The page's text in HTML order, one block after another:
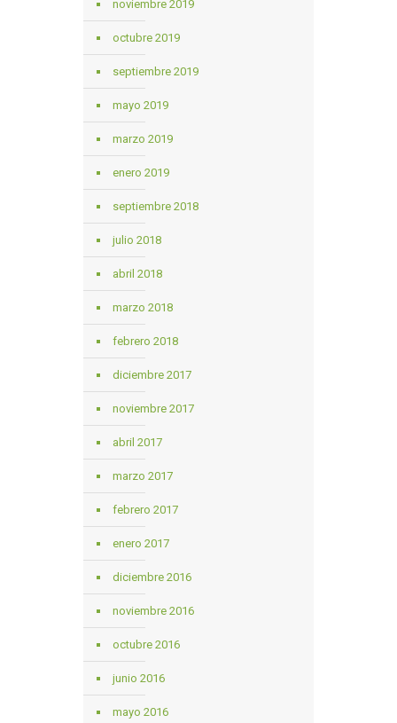
noviembre 2019
octubre 2019
septiembre 2019
mayo 2019
marzo 2019
enero 2019
septiembre 2018
julio 2018
abril 2018
marzo 2018
febrero 2018
diciembre 2017
noviembre 2017
abril 2017
marzo 2017
febrero 2017
enero 2017
diciembre 2016
noviembre 2016
octubre 2016
junio 2016
mayo 2016